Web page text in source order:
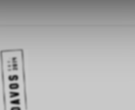
keinerlei Rückschlüsse
persönlichen
zulassen.